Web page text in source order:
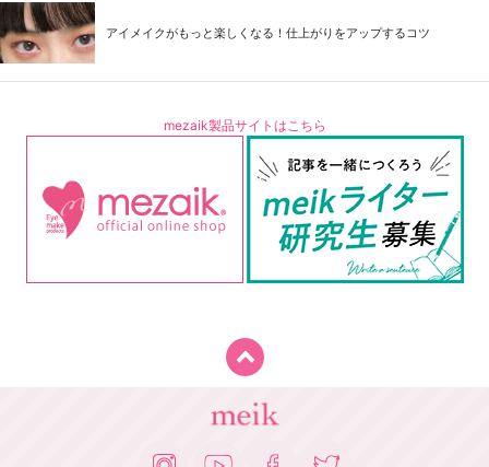
アイメイクがもっと楽しくなる！仕上がりをアップするコツ
mezaik製品サイトはこちら